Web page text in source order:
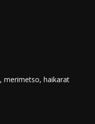
merimetso, haikarat